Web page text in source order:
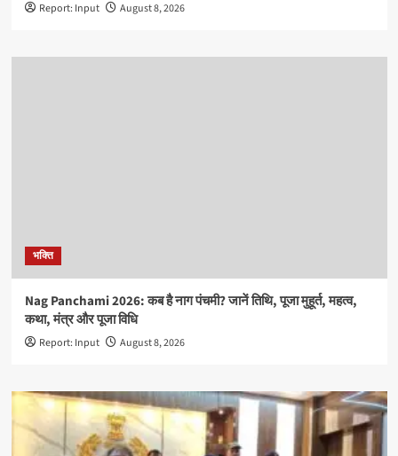
Report: Input August 8, 2026
भक्ति
Nag Panchami 2026: कब है नाग पंचमी? जानें तिथि, पूजा मुहूर्त, महत्व,
कथा, मंत्र और पूजा विधि
Report: Input August 8, 2026